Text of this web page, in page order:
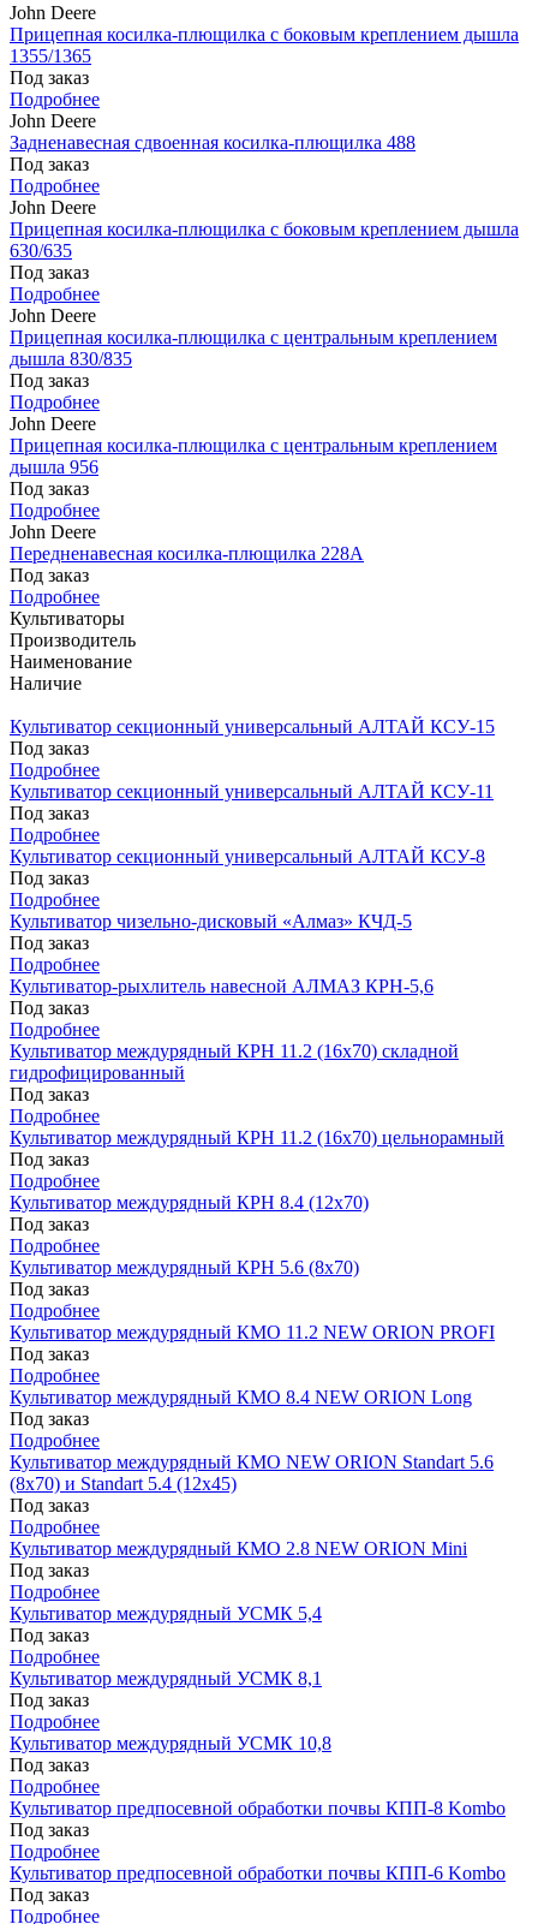
John Deere
Прицепная косилка-плющилка с боковым креплением дышла
1355/1365
Под заказ
Подробнее
John Deere
Задненавесная сдвоенная косилка-плющилка 488
Под заказ
Подробнее
John Deere
Прицепная косилка-плющилка с боковым креплением дышла
630/635
Под заказ
Подробнее
John Deere
Прицепная косилка-плющилка с центральным креплением
дышла 830/835
Под заказ
Подробнее
John Deere
Прицепная косилка-плющилка с центральным креплением
дышла 956
Под заказ
Подробнее
John Deere
Передненавесная косилка-плющилка 228A
Под заказ
Подробнее
Культиваторы
Производитель
Наименование
Наличие
Культиватор секционный универсальный АЛТАЙ КСУ-15
Под заказ
Подробнее
Культиватор секционный универсальный АЛТАЙ КСУ-11
Под заказ
Подробнее
Культиватор секционный универсальный АЛТАЙ КСУ-8
Под заказ
Подробнее
Культиватор чизельно-дисковый «Алмаз» КЧД-5
Под заказ
Подробнее
Культиватор-рыхлитель навесной АЛМАЗ КРН-5,6
Под заказ
Подробнее
Культиватор междурядный КРН 11.2 (16х70) складной
гидрофицированный
Под заказ
Подробнее
Культиватор междурядный КРН 11.2 (16х70) цельнорамный
Под заказ
Подробнее
Культиватор междурядный КРН 8.4 (12х70)
Под заказ
Подробнее
Культиватор междурядный КРН 5.6 (8х70)
Под заказ
Подробнее
Культиватор междурядный КМО 11.2 NEW ORION PROFI
Под заказ
Подробнее
Культиватор междурядный КМО 8.4 NEW ORION Long
Под заказ
Подробнее
Культиватор междурядный КМО NEW ORION Standart 5.6
(8х70) и Standart 5.4 (12х45)
Под заказ
Подробнее
Культиватор междурядный КМО 2.8 NEW ORION Mini
Под заказ
Подробнее
Культиватор междурядный УСМК 5,4
Под заказ
Подробнее
Культиватор междурядный УСМК 8,1
Под заказ
Подробнее
Культиватор междурядный УСМК 10,8
Под заказ
Подробнее
Культиватор предпосевной обработки почвы КПП-8 Kombo
Под заказ
Подробнее
Культиватор предпосевной обработки почвы КПП-6 Kombo
Под заказ
Подробнее